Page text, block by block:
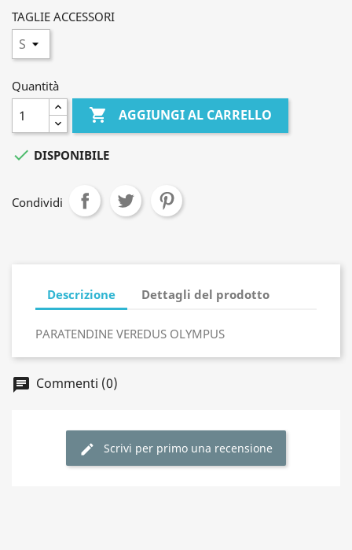
TAGLIE ACCESSORI
Quantità
 AGGIUNGI AL CARRELLO
 DISPONIBILE
Condividi
Descrizione Dettagli del prodotto
PARATENDINE VEREDUS OLYMPUS
Commenti (0)
Scrivi per primo una recensione